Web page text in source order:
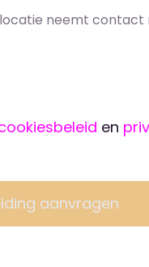
neemt contact
en
aanvragen